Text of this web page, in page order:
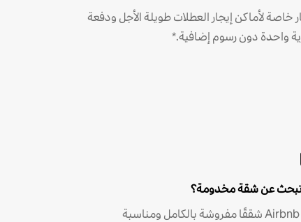
خاصة لأماكن إيجار العطلات طويلة الأجل ودفعة
واحدة دون رسوم إضافية.*
عن شقة مخدومة؟
توفر Airbnb شققًا مفروشة بالكامل ومناسبة